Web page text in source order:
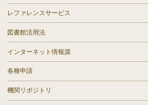
レファレンスサービス
図書館活用法
インターネット情報源
各種申請
機関リポジトリ